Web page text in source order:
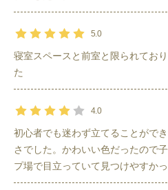
5.0
寝室スペースと前室と限られてお
た
4.0
初心者でも迷わず立てることがで
さでした。かわいい色だったので
プ場で目立っていて見つけやすかっ